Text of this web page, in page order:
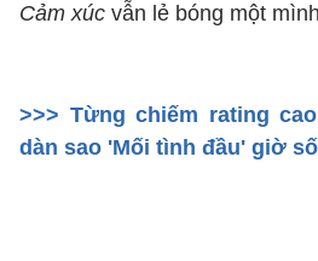
Cảm xúc vẫn lẻ bóng một
>>> Từng chiếm rating
dàn sao 'Mối tình đầu' giờ